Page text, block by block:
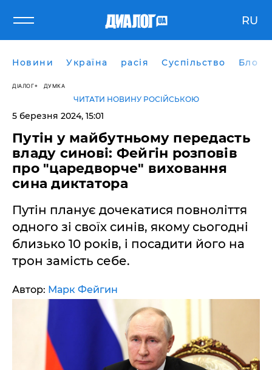
RU
Новини Україна расія Суспільство Блоги
ДІАЛОГ ДУМКА
ЧИТАТИ НОВИНУ РОСІЙСЬКОЮ
5 березня 2024, 15:01
Путін у майбутньому передасть
владу синові: Фейгін розповів
про "царедворче" виховання
сина диктатора
Путін планує дочекатися повноліття
одного зі своїх синів, якому сьогодні
близько 10 років, і посадити його на
трон замість себе.
Автор: Марк Фейгин